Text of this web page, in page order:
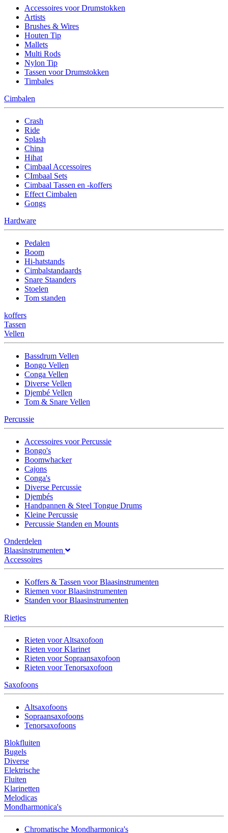
Accessoires voor Drumstokken
Artists
Brushes & Wires
Houten Tip
Mallets
Multi Rods
Nylon Tip
Tassen voor Drumstokken
Timbales
Cimbalen
Crash
Ride
Splash
China
Hihat
Cimbaal Accessoires
CImbaal Sets
Cimbaal Tassen en -koffers
Effect Cimbalen
Gongs
Hardware
Pedalen
Boom
Hi-hatstands
Cimbalstandaards
Snare Staanders
Stoelen
Tom standen
koffers
Tassen
Vellen
Bassdrum Vellen
Bongo Vellen
Conga Vellen
Diverse Vellen
Djembé Vellen
Tom & Snare Vellen
Percussie
Accessoires voor Percussie
Bongo's
Boomwhacker
Cajons
Conga's
Diverse Percussie
Djembés
Handpannen & Steel Tongue Drums
Kleine Percussie
Percussie Standen en Mounts
Onderdelen
Blaasinstrumenten
Accessoires
Koffers & Tassen voor Blaasinstrumenten
Riemen voor Blaasinstrumenten
Standen voor Blaasinstrumenten
Rietjes
Rieten voor Altsaxofoon
Rieten voor Klarinet
Rieten voor Sopraansaxofoon
Rieten voor Tenorsaxofoon
Saxofoons
Altsaxofoons
Sopraansaxofoons
Tenorsaxofoons
Blokfluiten
Bugels
Diverse
Elektrische
Fluiten
Klarinetten
Melodicas
Mondharmonica's
Chromatische Mondharmonica's